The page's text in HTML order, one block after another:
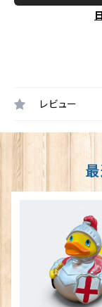
レビュー